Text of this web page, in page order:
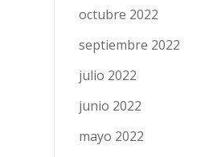
octubre 2022
septiembre 2022
julio 2022
junio 2022
mayo 2022